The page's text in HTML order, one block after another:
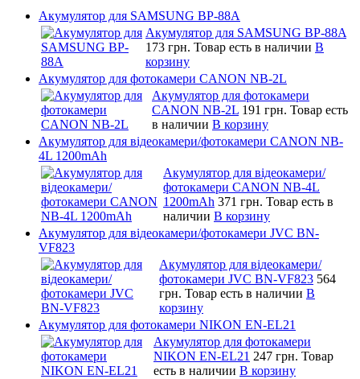
Акумулятор для SAMSUNG BP-88A
Акумулятор для SAMSUNG BP-88A
173 грн. Товар есть в наличии В
корзину
Акумулятор для фотокамери CANON NB-2L
Акумулятор для фотокамери
CANON NB-2L 191 грн. Товар есть
в наличии В корзину
Акумулятор для відеокамери/фотокамери CANON NB-
4L 1200mAh
Акумулятор для відеокамери/
фотокамери CANON NB-4L
1200mAh 371 грн. Товар есть в
наличии В корзину
Акумулятор для відеокамери/фотокамери JVC BN-
VF823
Акумулятор для відеокамери/
фотокамери JVC BN-VF823 564
грн. Товар есть в наличии В
корзину
Акумулятор для фотокамери NIKON EN-EL21
Акумулятор для фотокамери
NIKON EN-EL21 247 грн. Товар
есть в наличии В корзину